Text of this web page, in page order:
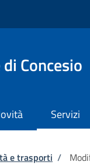
Concesio
Servizi
e trasporti /